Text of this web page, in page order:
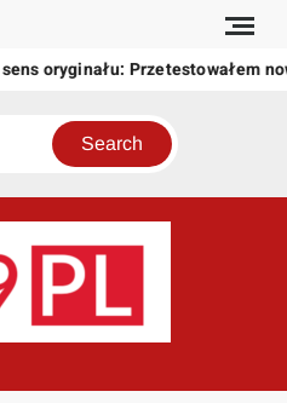
oryginału: Przetestowałem
świat